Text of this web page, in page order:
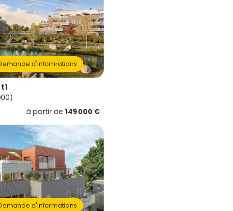
d'informations
à partir de 149 000 €
d'informations